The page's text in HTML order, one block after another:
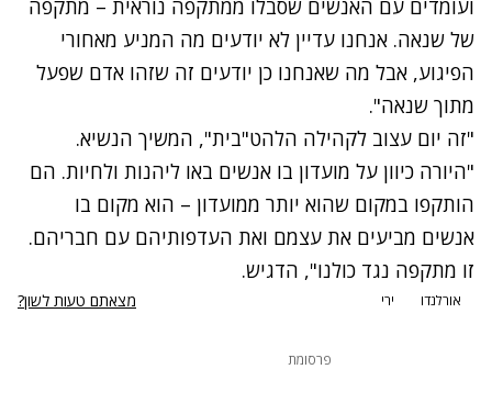
ועומדים עם האנשים שסבלו ממתקפה נוראית – מתקפה
של שנאה. אנחנו עדיין לא יודעים מה המניע מאחורי
הפיגוע, אבל מה שאנחנו כן יודעים זה שזהו אדם שפעל
מתוך שנאה".
"זה יום עצוב לקהילה הלהט"בית", המשיך הנשיא.
"היורה כיוון על מועדון בו אנשים באו ליהנות ולחיות. הם
הותקפו במקום שהוא יותר ממועדון – הוא מקום בו
אנשים מביעים את עצמם ואת העדפותיהם עם חבריהם.
זו מתקפה נגד כולנו", הדגיש.
אורלנדו ירי מצאתם טעות לשון?
פרסומת